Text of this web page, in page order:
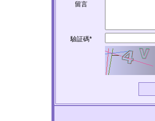
留言
驗証碼*